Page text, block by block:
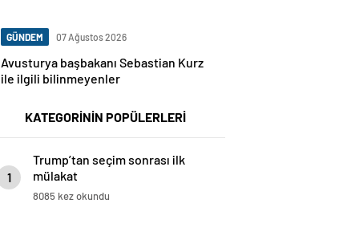
GÜNDEM 07 Ağustos 2026
Avusturya başbakanı Sebastian Kurz
ile ilgili bilinmeyenler
KATEGORİNİN POPÜLERLERİ
1
Trump’tan seçim sonrası ilk
mülakat
8085 kez okundu